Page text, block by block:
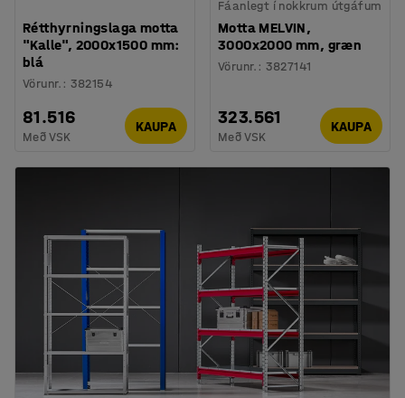
Rétthyrningslaga motta
"Kalle", 2000x1500 mm:
blá
Vörunr. : 382154
81.516
Með VSK
KAUPA
Fáanlegt í nokkrum útgáfum
Motta MELVIN,
3000x2000 mm, græn
Vörunr. : 3827141
323.561
Með VSK
KAUPA